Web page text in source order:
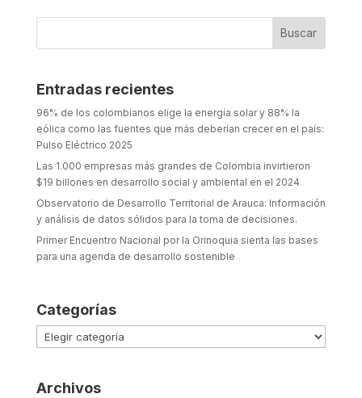
Entradas recientes
96% de los colombianos elige la energía solar y 88% la
eólica como las fuentes que más deberían crecer en el país:
Pulso Eléctrico 2025
Las 1.000 empresas más grandes de Colombia invirtieron
$19 billones en desarrollo social y ambiental en el 2024
Observatorio de Desarrollo Territorial de Arauca: Información
y análisis de datos sólidos para la toma de decisiones.
Primer Encuentro Nacional por la Orinoquia sienta las bases
para una agenda de desarrollo sostenible
Categorías
Categorías
Archivos